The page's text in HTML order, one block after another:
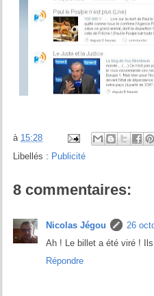
à 15:28
Libellés : Publicité
8 commentaires:
Nicolas Jégou
26
Ah ! Le billet a été viré ! Ils
Répondre